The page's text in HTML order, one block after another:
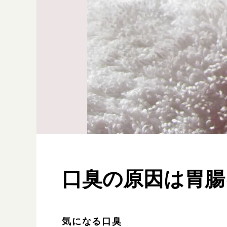
口臭の原因は胃
気になる口臭